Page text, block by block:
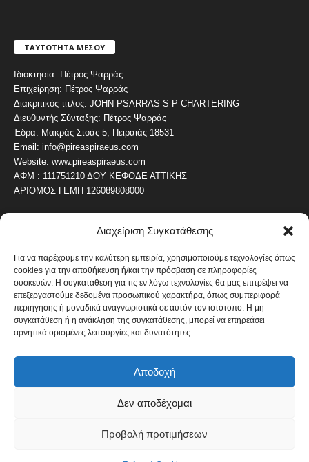
Διαχείριση Συγκατάθεσης
Για να παρέχουμε την καλύτερη εμπειρία, χρησιμοποιούμε τεχνολογίες όπως
cookies για την αποθήκευση ή/και την πρόσβαση σε πληροφορίες
συσκευών. Η συγκατάθεση για τις εν λόγω τεχνολογίες θα μας επιτρέψει να
επεξεργαστούμε δεδομένα προσωπικού χαρακτήρα, όπως συμπεριφορά
περιήγησης ή μοναδικά αναγνωριστικά σε αυτόν τον ιστότοπο. Η μη
συγκατάθεση ή η ανάκληση της συγκατάθεσης, μπορεί να επηρεάσει
αρνητικά ορισμένες λειτουργίες και δυνατότητες.
Αποδοχή
Δεν αποδέχομαι
Προβολή προτιμήσεων
ΤΑΥΤΟΤΗΤΑ ΜΕΣΟΥ
Ιδιοκτησία: Πέτρος Ψαρράς
Επιχείρηση: Πέτρος Ψαρράς
Διακριτικός τίτλος: JOHN PSARRAS S P CHARTERING
Διευθυντής Σύνταξης: Πέτρος Ψαρράς
Έδρα: Μακράς Στοάς 5, Πειραιάς 18531
Email: info@pireaspiraeus.com
Website: www.pireaspiraeus.com
ΑΦΜ : 111751210 ΔΟΥ ΚΕΦΟΔΕ ΑΤΤΙΚΗΣ
ΑΡΙΘΜΟΣ ΓΕΜΗ 126089808000
ΔΗΜΟΦΙΛΗ ΚΑΤΗΓΟΡΙΑ
ΝΕΑ ΤΟΥ ΠΕΙΡΑΙΑ
ΟΛΥΜΠΙΑΚΟΣ
ΑΛΛΑ ΚΟΙΝΩΝΙΚΑ
ΕΙΔΗΣΕΙΣ ΝΑΥΤΙΛΙΑ
ΟΙΚΟΝΟΜΙΚΑ
ΚΑΛΛΙΤΕΧΝΙΚΑ 822